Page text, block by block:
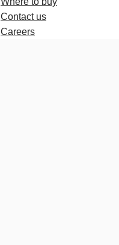
Contact us
Careers